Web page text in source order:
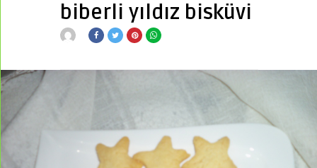
▼
biberli yıldız bisküvi